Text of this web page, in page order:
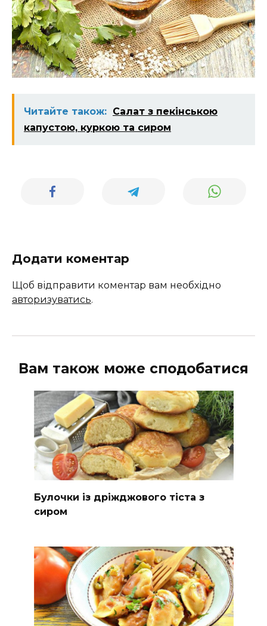
Читайте також: Салат з пекінською
капустою, куркою та сиром
Додати коментар
Щоб відправити коментар вам необхідно
авторизуватись.
Вам також може сподобатися
Булочки із дріжджового тіста з
сиром